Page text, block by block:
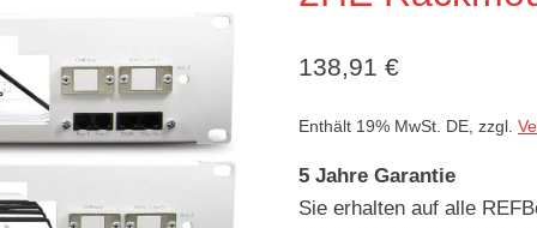
138,91 €
Enthält 19% MwSt. DE, zzgl.
5 Jahre Garantie
Sie erhalten auf alle